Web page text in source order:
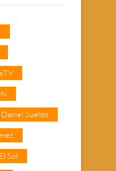
Daniel Sueldo
El Sol